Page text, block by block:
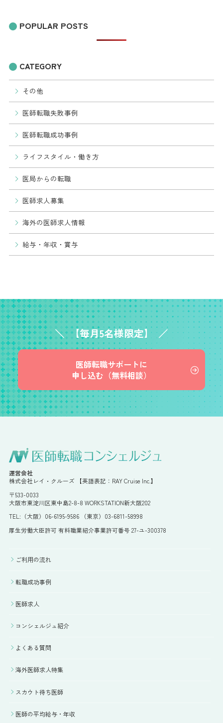
POPULAR POSTS
CATEGORY
その他
医師転職失敗事例
医師転職成功事例
ライフスタイル・働き方
医局からの転職
医師求人募集
海外の医師求人情報
給与・年収・賞与
【毎月5名様限定】
医師転職サポートに
申し込む（無料相談）
運営会社
株式会社レイ・クルーズ 【英語表記：RAY Cruise Inc.】
〒533-0033
大阪市東淀川区東中島2-8-8 WORKSTATION新大阪202
TEL:（大阪）06-6195-9586 （東京）03-6811-58998
厚生労働大臣許可 有料職業紹介事業許可番号 27-ユ-300378
ご利用の流れ
転職成功事例
医師求人
コンシェルジュ紹介
よくある質問
海外医師求人特集
スカウト待ち医師
医師の平均給与・年収